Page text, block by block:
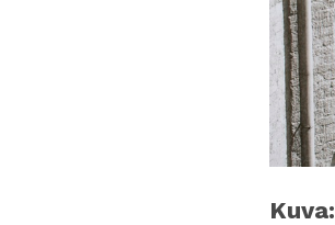
Kuva: